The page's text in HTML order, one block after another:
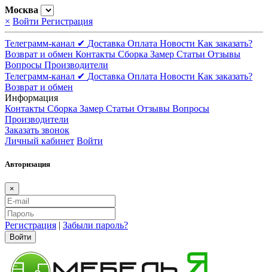
Москва
× Войти Регистрация
Телеграмм-канал ✔ Доставка Оплата Новости Как заказать?
Возврат и обмен Контакты Сборка Замер Статьи Отзывы
Вопросы Производители
Телеграмм-канал ✔ Доставка Оплата Новости Как заказать?
Возврат и обмен
Информация
Контакты Сборка Замер Статьи Отзывы Вопросы
Производители
Заказать звонок
Личный кабинет Войти
Авторизация
×
Регистрация | Забыли пароль?
Войти